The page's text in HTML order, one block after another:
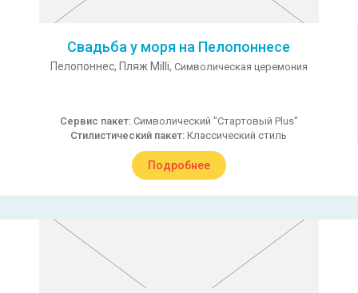
Свадьба у моря на Пелопоннесе
Пелопоннес, Пляж Milli, Символическая церемония
Сервис пакет: Символический "Стартовый Plus"
Стилистический пакет: Классический стиль
Подробнее